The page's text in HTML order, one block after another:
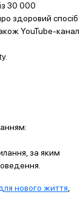
30 000
здоровий спосіб
YouTube-канал
за яким
нового життя